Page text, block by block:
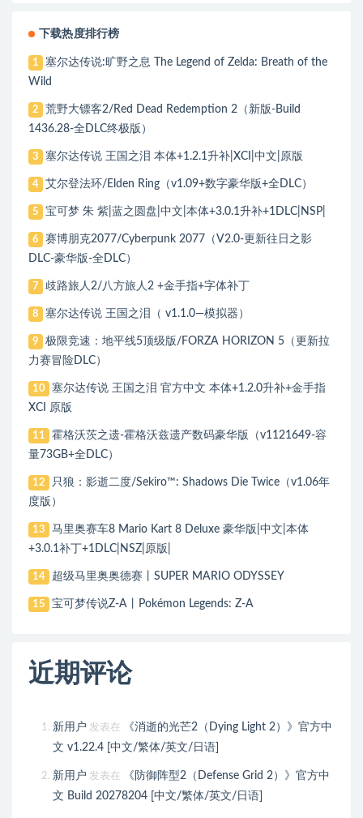
下载热度排行榜
1
塞尔达传说:旷野之息 The Legend of Zelda: Breath of the
Wild
2
荒野大镖客2/Red Dead Redemption 2（新版-Build
1436.28-全DLC终极版）
3 塞尔达传说 王国之泪 本体+1.2.1升补|XCI|中文|原版
4 艾尔登法环/Elden Ring（v1.09+数字豪华版+全DLC）
5 宝可梦 朱 紫|蓝之圆盘|中文|本体+3.0.1升补+1DLC|NSP|
6
赛博朋克2077/Cyberpunk 2077（V2.0-更新往日之影
DLC-豪华版-全DLC）
7 歧路旅人2/八方旅人2 +金手指+字体补丁
8 塞尔达传说 王国之泪（ v1.1.0—模拟器）
9
极限竞速：地平线5顶级版/FORZA HORIZON 5（更新拉
力赛冒险DLC）
10
塞尔达传说 王国之泪 官方中文 本体+1.2.0升补+金手指
XCI 原版
11
霍格沃茨之遗-霍格沃兹遗产数码豪华版（v1121649-容
量73GB+全DLC）
12
只狼：影逝二度/Sekiro™: Shadows Die Twice（v1.06年
度版）
13
马里奥赛车8 Mario Kart 8 Deluxe 豪华版|中文|本体
+3.0.1补丁+1DLC|NSZ|原版|
14 超级马里奥奥德赛丨SUPER MARIO ODYSSEY
15 宝可梦传说Z-A丨Pokémon Legends: Z-A
近期评论
新用户 发表在
《消逝的光芒2（Dying Light 2）》官方中
文 v1.22.4 [中文/繁体/英文/日语]
新用户 发表在
《防御阵型2（Defense Grid 2）》官方中
文 Build 20278204 [中文/繁体/英文/日语]